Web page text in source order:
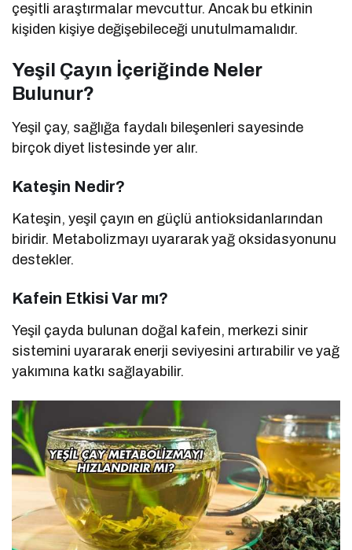
çeşitli araştırmalar mevcuttur. Ancak bu etkinin
kişiden kişiye değişebileceği unutulmamalıdır.
Yeşil Çayın İçeriğinde Neler
Bulunur?
Yeşil çay, sağlığa faydalı bileşenleri sayesinde
birçok diyet listesinde yer alır.
Kateşin Nedir?
Kateşin, yeşil çayın en güçlü antioksidanlarından
biridir. Metabolizmayı uyararak yağ oksidasyonunu
destekler.
Kafein Etkisi Var mı?
Yeşil çayda bulunan doğal kafein, merkezi sinir
sistemini uyararak enerji seviyesini artırabilir ve yağ
yakımına katkı sağlayabilir.